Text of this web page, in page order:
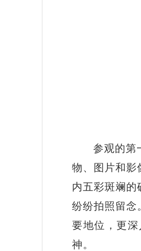
参观的第
物、图片和影
内五彩斑斓的
纷纷拍照留念
要地位，更
神。